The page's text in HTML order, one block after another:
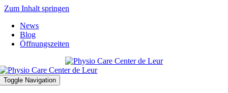
Zum Inhalt springen
News
Blog
Öffnungszeiten
Toggle Navigation